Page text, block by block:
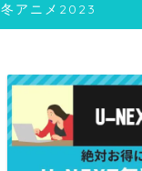
冬アニメ2023